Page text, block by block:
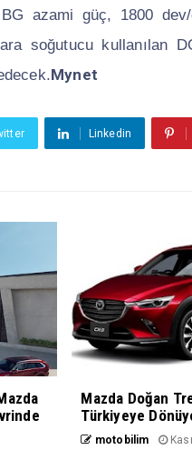
azami güç, 1800
soğutucu kullanılan
Mynet
Linkedin
Mazda Doğan
Türkiyeye
motobilim